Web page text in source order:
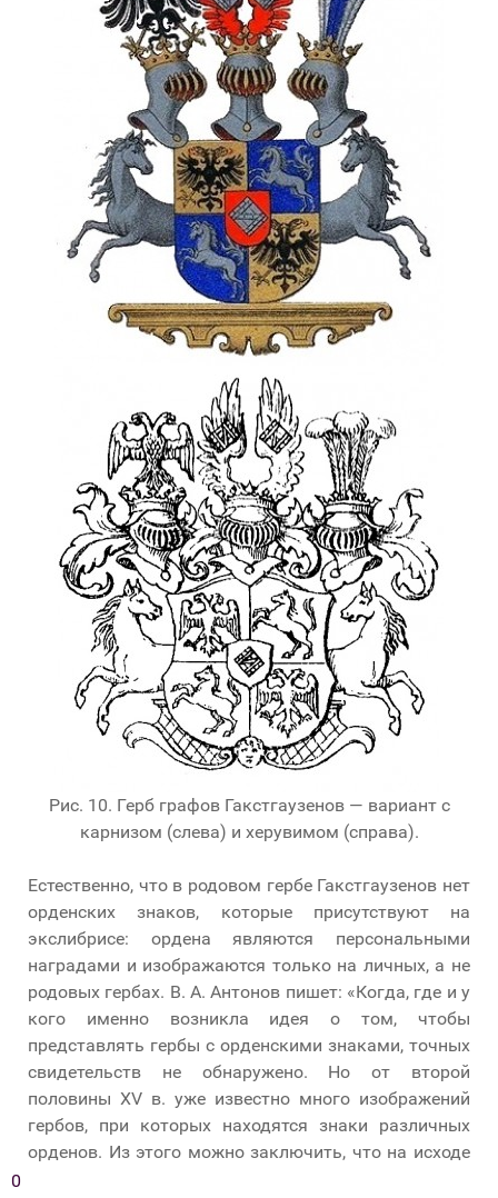
Рис. 10. Герб графов Гакстгаузенов — вариант с
карнизом (слева) и херувимом (справа).
Естественно, что в родовом гербе Гакстгаузенов нет
орденских знаков, которые присутствуют на
экслибрисе: ордена являются персональными
наградами и изображаются только на личных, а не
родовых гербах. В. А. Антонов пишет: «Когда, где и у
кого именно возникла идея о том, чтобы
представлять гербы с орденскими знаками, точных
свидетельств не обнаружено. Но от второй
половины XV в. уже известно много изображений
гербов, при которых находятся знаки различных
орденов. Из этого можно заключить, что на исходе
0